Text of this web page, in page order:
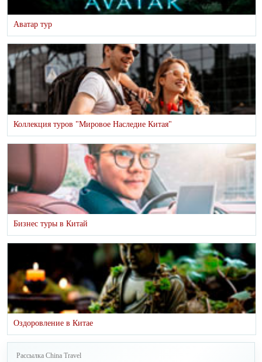
Аватар тур
Коллекция туров "Мировое Наследие Китая"
Бизнес туры в Китай
Оздоровление в Китае
Рассылка China Travel